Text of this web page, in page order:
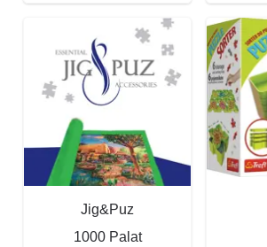
Jig&Puz
1000 Palat